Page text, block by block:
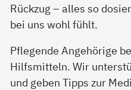
Rückzug – alles so
bei uns wohl fühlt.
Pflegende Angehörige
Hilfsmitteln. Wir
und geben Tipps zur